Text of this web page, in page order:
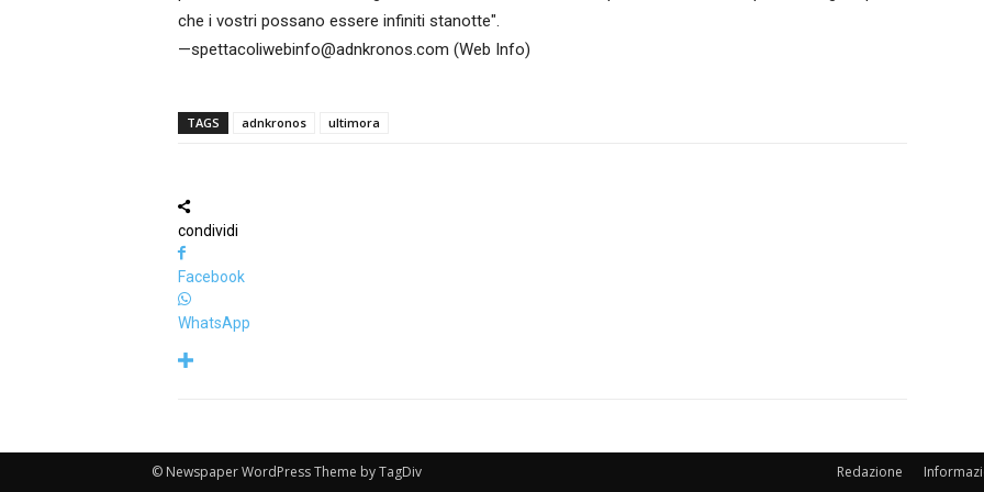
che i vostri possano essere infiniti stanotte".
—spettacoliwebinfo@adnkronos.com (Web Info)
TAGS adnkronos ultimora
condividi
Facebook
WhatsApp
Redazione
© Newspaper WordPress Theme by TagDiv